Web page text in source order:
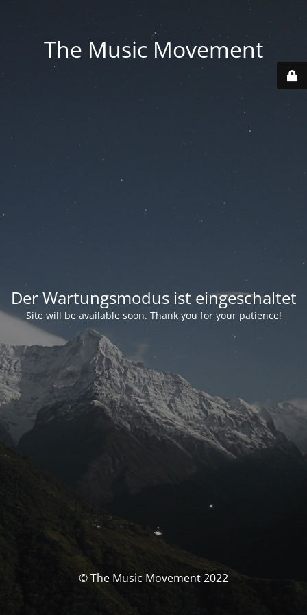
The Music Movement
Der Wartungsmodus ist eingeschaltet
Site will be available soon. Thank you for your patience!
© The Music Movement 2022